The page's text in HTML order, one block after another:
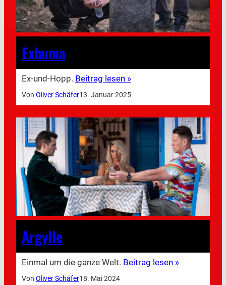
Exhuma
Ex-und-Hopp. Beitrag lesen »
Von Oliver Schäfer13. Januar 2025
Argylle
Einmal um die ganze Welt. Beitrag lesen »
Von Oliver Schäfer18. Mai 2024